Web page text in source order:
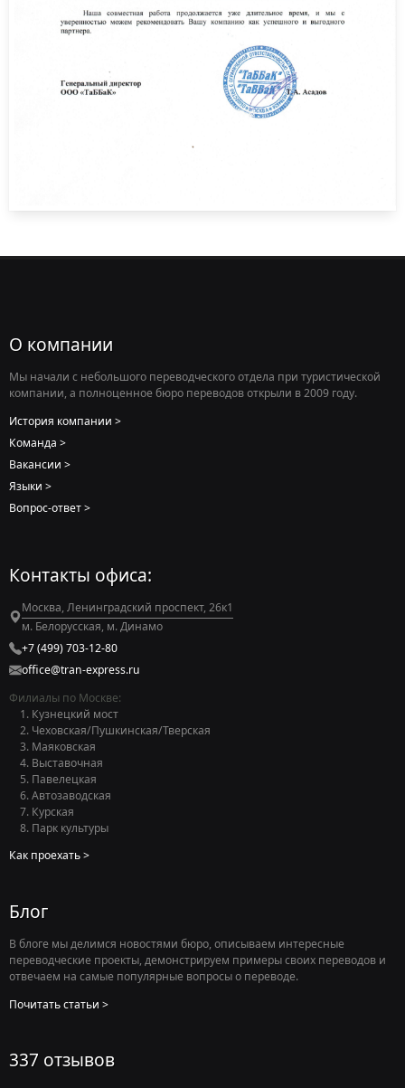
О компании
Мы начали с небольшого переводческого отдела при туристической
компании, а полноценное бюро переводов открыли в 2009 году.
История компании
Команда
Вакансии
Языки
Вопрос-ответ
Контакты офиса:
Москва, Ленинградский проспект, 26к1
м. Белорусская, м. Динамо
+7 (499) 703-12-80
office@tran-express.ru
Филиалы по Москве:
Кузнецкий мост
Чеховская/Пушкинская/Тверская
Маяковская
Выставочная
Павелецкая
Автозаводская
Курская
Парк культуры
Как проехать
Блог
В блоге мы делимся новостями бюро, описываем интересные
переводческие проекты, демонстрируем примеры своих переводов и
отвечаем на самые популярные вопросы о переводе.
Почитать статьи
337 отзывов